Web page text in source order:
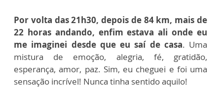
Por volta das 21h30, depois de 84 km, mais de
22 horas andando, enfim estava ali onde eu
me imaginei desde que eu saí de casa. Uma
mistura de emoção, alegria, fé, gratidão,
esperança, amor, paz. Sim, eu cheguei e foi uma
sensação incrível! Nunca tinha sentido aquilo!